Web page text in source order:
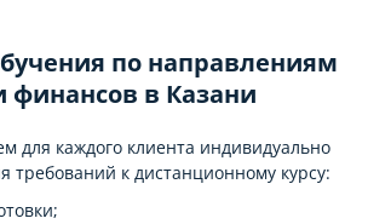
по направлениям
финансов в Казани
для каждого клиента индивидуально
требований к дистанционному курсу: